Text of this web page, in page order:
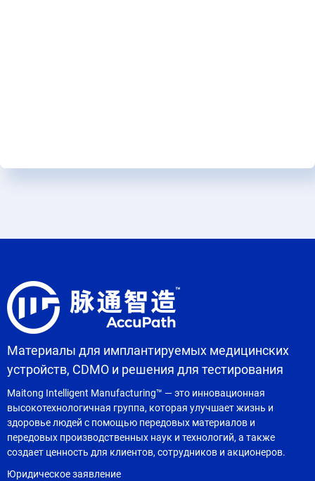
Материалы для имплантируемых медицинских
устройств, CDMO и решения для тестирования
Maitong Intelligent Manufacturing™ — это инновационная
высокотехнологичная группа, которая улучшает жизнь и
здоровье людей с помощью передовых материалов и
передовых производственных наук и технологий, а также
создает ценность для клиентов, сотрудников и акционеров.
Юридическое заявление